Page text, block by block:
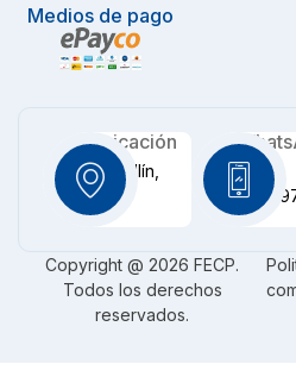
Medios de pago
Ubicación
Medellín,
CO
+57
Copyright @ 2026 FECP.
Todos los derechos
reservados.